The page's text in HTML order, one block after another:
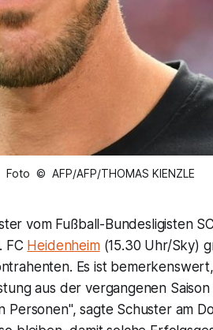
Foto © AFP/AFP/THOMAS KIENZLE
vom Fußball-Bundesligisten
FC Heidenheim(15.30 Uhr/Sky)
Es ist
aus der vergangenen
Personen", sagte Schuster am